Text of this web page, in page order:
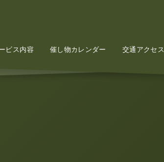
ビス内容
Service 催し物カレンダー
Event 交通アクセス
Access